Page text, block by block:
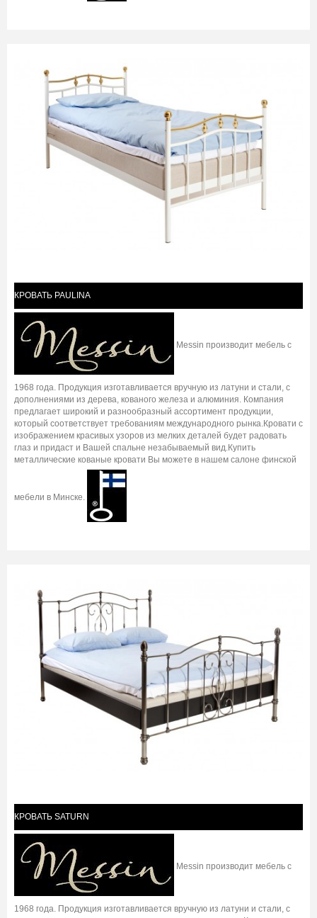
КРОВАТЬ PAULINA
Messin производит мебель с
1968 года. Продукция изготавливается вручную из латуни и стали, с
дополнениями из дерева, кованого железа и алюминия. Компания
предлагает широкий и разнообразный ассортимент продукции,
который соответствует требованиям международного рынка.Кровати с
изображением красивых узоров из мелких деталей будет радовать
глаз и придаст и Вашей спальне незабываемый вид.Купить
металлические кованые кровати Вы можете в нашем салоне финской
мебели в Минске.
КРОВАТЬ SATURN
Messin производит мебель с
1968 года. Продукция изготавливается вручную из латуни и стали, с